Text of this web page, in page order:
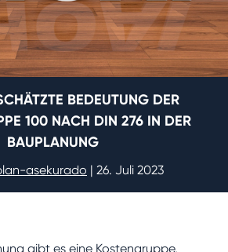
BEDEUTUNG DER
100 NACH DIN 276 IN DER
BAUPLANUNG
asekurado | 26. Juli 2023
gibt es eine Kostengruppe,